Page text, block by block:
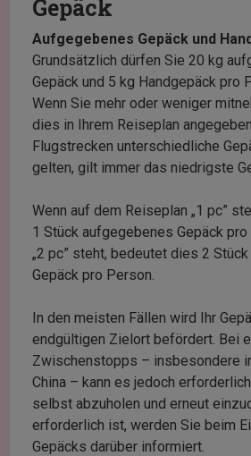
Gepäck
Aufgegebenes Gepäck und
Grundsätzlich dürfen Sie 20 kg
Gepäck und 5 kg Handgepäck pro
Wenn Sie mehr oder weniger
dies in Ihrem Reiseplan
Flugstrecken unterschiedliche
gelten, gilt immer das niedrigste
Wenn auf dem Reiseplan „1 pc”
1 Stück aufgegebenes Gepäck
„2 pc” steht, bedeutet dies 2
Gepäck pro Person.
In den meisten Fällen wird Ihr
endgültigen Zielort befördert. Bei
Zwischenstopps – insbesondere
China – kann es jedoch
selbst abzuholen und erneut
erforderlich ist, werden Sie beim
Gepäcks darüber informiert.